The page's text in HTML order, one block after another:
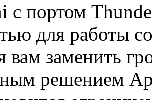
с портом
для работы
вам заменить
решением